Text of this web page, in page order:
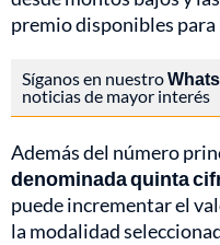
premio disponibles
Síganos en nuestro
noticias de mayor interés
Además del número
denominada quinta
puede incrementar el
la modalidad